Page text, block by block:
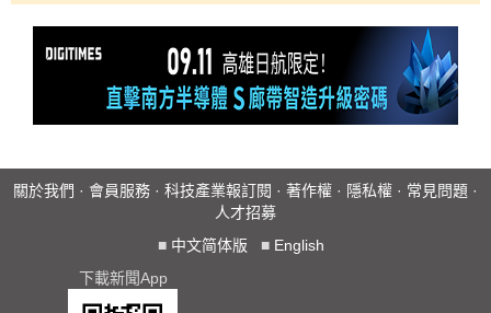
關於我們 · 會員服務 · 科技產業報訂閱 · 著作權 · 隱私權 · 常見問題 ·
人才招募
■ 中文简体版 ■ English
下載新聞App